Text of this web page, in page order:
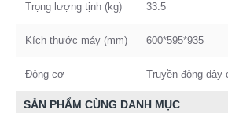
Trọng lượng tịnh (kg) 33.5
Kích thước máy (mm) 600*595*935
Động cơ Truyền động dây
SẢN PHẨM CÙNG DANH MỤC